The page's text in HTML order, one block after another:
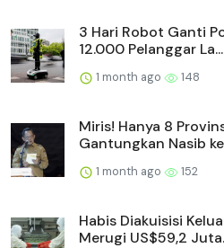
3 Hari Robot Ganti
12.000 Pelanggar La...
1 month ago 148
Miris! Hanya 8
Gantungkan Nasib ke
1 month ago 152
Habis Diakuisisi
Merugi US$59,2